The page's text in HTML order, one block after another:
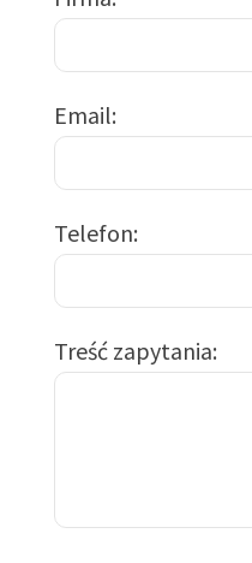
Email
Telefon
Treść zapytania